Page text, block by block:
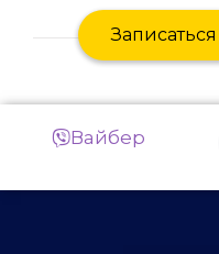
Вайбер